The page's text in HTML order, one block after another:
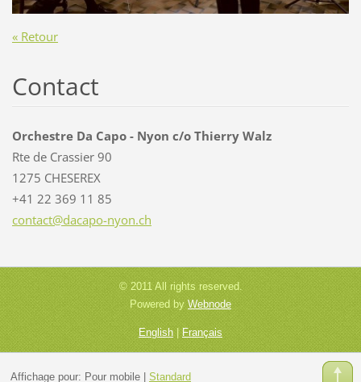
« Retour
Contact
Orchestre Da Capo - Nyon c/o Thierry Walz
Rte de Crassier 90
1275 CHESEREX
+41 22 369 11 85
contact@dacapo-nyon.ch
© 2011 All rights reserved.
Powered by Webnode
English|Français
Affichage pour: Pour mobile| Standard